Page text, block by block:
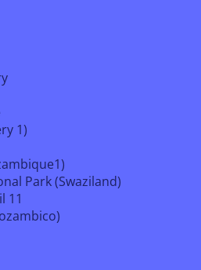
1)
Park (Swaziland)
11